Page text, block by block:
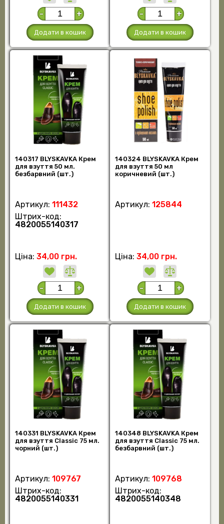
- +
Додати в кошик
- +
Додати в кошик
140317 BLYSKAVKA Крем
для взуття 50 мл.
безбарвний (шт.)
Артикул: 111432
Штрих-код:
4820055140317
Ціна: 34,00 грн.
- +
Додати в кошик
140324 BLYSKAVKA Крем
для взуття 50 мл
коричневий (шт.)
Артикул: 125844
Ціна: 34,00 грн.
- +
Додати в кошик
140331 BLYSKAVKA Крем
для взуття Classic 75 мл.
чорний (шт.)
Артикул: 109767
Штрих-код:
4820055140331
140348 BLYSKAVKA Крем
для взуття Classic 75 мл.
безбарвний (шт.)
Артикул: 109768
Штрих-код:
4820055140348